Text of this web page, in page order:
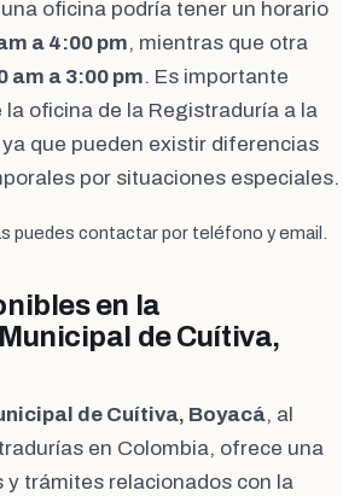
oficina podría tener un horario
a 4:00 pm, mientras que otra
am a 3:00 pm. Es importante
oficina de la Registraduría a la
que pueden existir diferencias
por situaciones especiales.
puedes contactar por teléfono y email.
en la
de Cuítiva,
de Cuítiva, Boyacá, al
en Colombia, ofrece una
y trámites relacionados con la